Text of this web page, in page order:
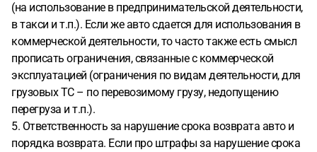
(на использование в предпринимательской деятельности,
в такси и т.п.). Если же авто сдается для использования в
коммерческой деятельности, то часто также есть смысл
прописать ограничения, связанные с коммерческой
эксплуатацией (ограничения по видам деятельности, для
грузовых ТС – по перевозимому грузу, недопущению
перегруза и т.п.).
5. Ответственность за нарушение срока возврата авто и
порядка возврата. Если про штрафы за нарушение срока